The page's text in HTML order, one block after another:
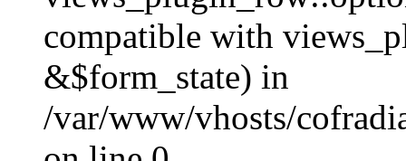
compatible with
&$form_state) in
/var/www/vhosts/